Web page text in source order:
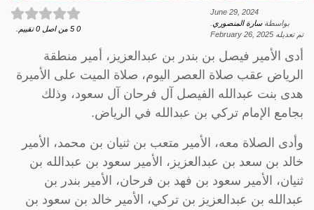
June 29, 2024
بواسطةسارة المنصوري
تم تعديله February 26, 2025
0
5 من اصل 0 تقييم.
أدى الأمير فيصل بن بندر بن عبدالعزيز، أمير منطقة
الرياض عقب صلاة العصر اليوم، صلاة الميت على الأميرة
هدى بنت عبدالله الفيصل آل فرحان آل سعود، وذلك
بجامع الإمام تركي بن عبدالله في الرياض.
وأدى الصلاة معه، الأمير متعب بن ثنيان بن محمد، الأمير
خالد بن سعد بن عبدالعزيز، الأمير سعود بن عبدالله بن
ثنيان، الأمير سعود بن فهد بن فرحان، الأمير بندر بن
عبدالله بن عبدالعزيز بن تركي، الأمير خالد بن سعود بن